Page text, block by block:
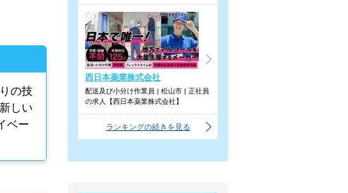
の技
しい
ベー
西日本薬業株式会社
配送及び小分け作業員 | 松山市 | 正社員
の求人【西日本薬業株式会社】
ランキングの続きを見る